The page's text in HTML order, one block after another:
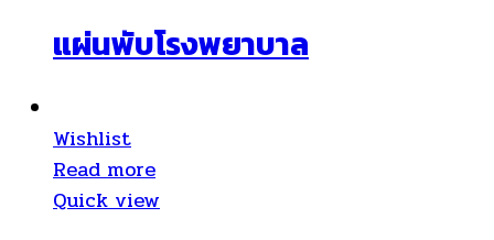
แผ่นพับโรงพยาบาล
Wishlist
Read more
Quick view